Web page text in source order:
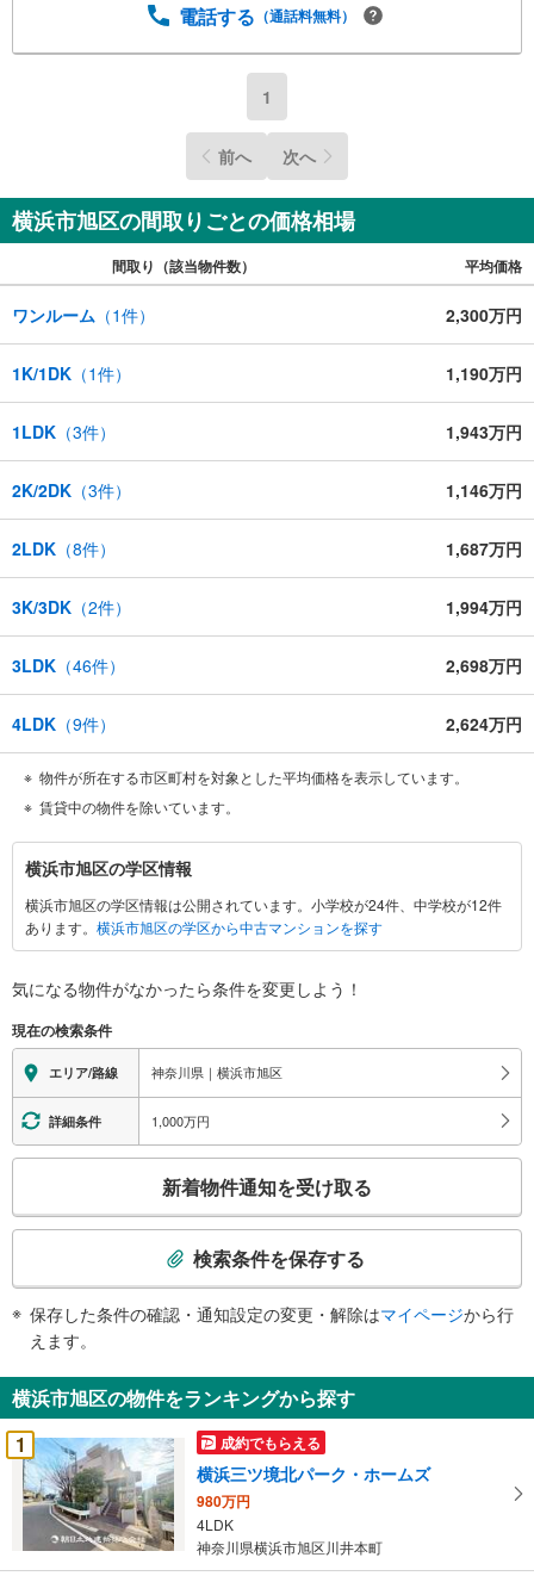
電話する （通話料無料）
1
前へ 次へ
横浜市旭区の間取りごとの価格相場
間取り（該当物件数） 平均価格
ワンルーム （1件） 2,300万円
1K/1DK （1件） 1,190万円
1LDK （3件） 1,943万円
2K/2DK （3件） 1,146万円
2LDK （8件） 1,687万円
3K/3DK （2件） 1,994万円
3LDK （46件） 2,698万円
4LDK （9件） 2,624万円
物件が所在する市区町村を対象とした平均価格を表示しています。
賃貸中の物件を除いています。
横
浜
市
旭
に
す
る
情
報
横浜市旭区の学区情報
横浜市旭区の学区情報は公開されています。小学校が24件、中学校が12件
あります。 横浜市旭区の学区から中古マンションを探す
気になる物件がなかったら条件を変更しよう！
現在の検索条件
エリア/路線 神奈川県｜横浜市旭区
詳細条件 1,000万円
検
知
を
受
け
取
る
新着物件通知を受け取る
検索条件を保存する
保存した条件の確認・通知設定の変更・解除はマイページから行
えます。
横浜市旭区の物件をランキングから探す
1
成約でもらえる
横浜三ツ境北パーク・ホームズ
980万円
4LDK
神奈川県横浜市旭区川井本町